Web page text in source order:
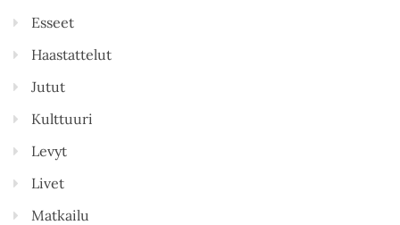
Esseet
Haastattelut
Jutut
Kulttuuri
Levyt
Livet
Matkailu